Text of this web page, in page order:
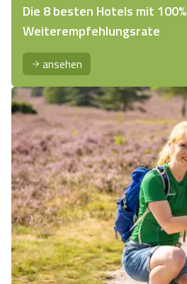
Die 8 besten Hotels mit 100%
Weiterempfehlungsrate
ansehen